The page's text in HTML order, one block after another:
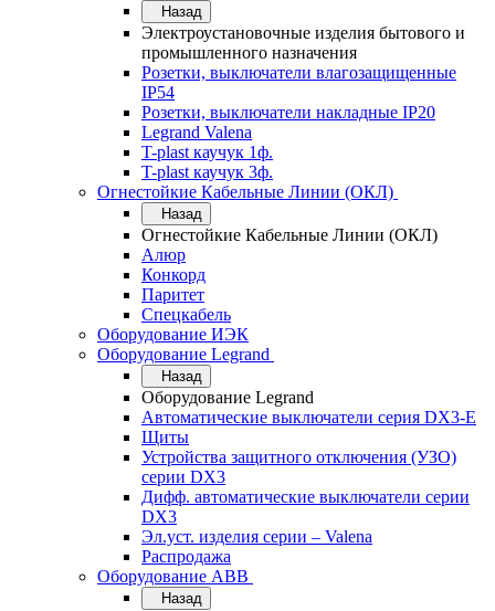
Назад
Электроустановочные изделия бытового и
промышленного назначения
Розетки, выключатели влагозащищенные
IP54
Розетки, выключатели накладные IP20
Legrand Valena
T-plast каучук 1ф.
T-plast каучук 3ф.
Огнестойкие Кабельные Линии (ОКЛ)
Назад
Огнестойкие Кабельные Линии (ОКЛ)
Алюр
Конкорд
Паритет
Спецкабель
Оборудование ИЭК
Оборудование Legrand
Назад
Оборудование Legrand
Автоматические выключатели серия DX3-E
Щиты
Устройства защитного отключения (УЗО)
серии DX3
Дифф. автоматические выключатели серии
DX3
Эл.уст. изделия серии – Valena
Распродажа
Оборудование АВВ
Назад